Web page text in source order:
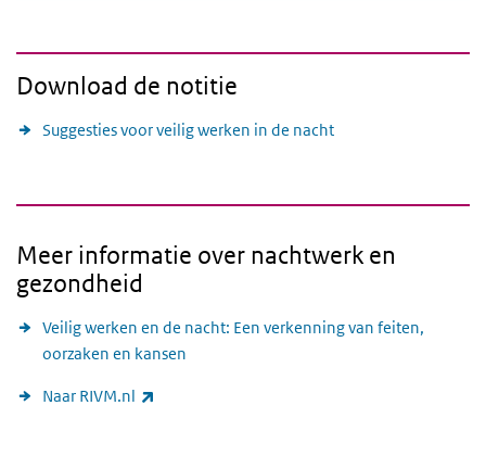
Download de notitie
Suggesties voor veilig werken in de nacht
Meer informatie over nachtwerk en
gezondheid
Veilig werken en de nacht: Een verkenning van feiten,
oorzaken en kansen
Naar RIVM.nl